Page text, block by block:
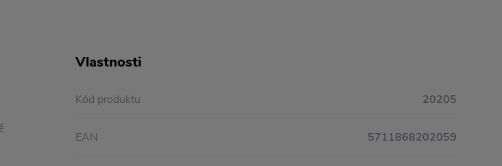
Vlastnosti
Kód produktu 20205
EAN 5711868202059